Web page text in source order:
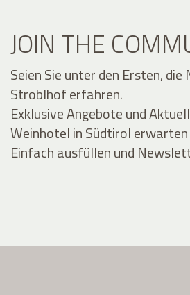
JOIN THE
Seien Sie unter den Ersten,
Stroblhof erfahren.
Exklusive Angebote und
Weinhotel in Südtirol erwarten
Einfach ausfüllen und